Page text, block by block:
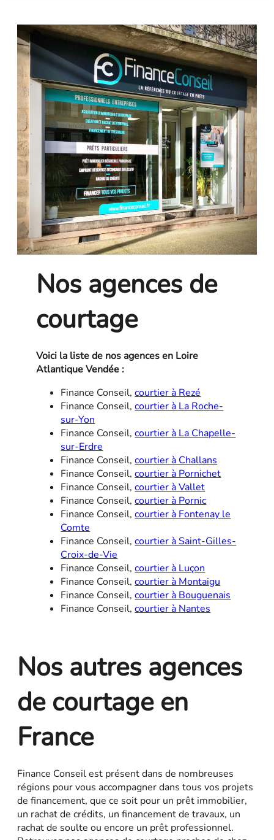
Nos agences de
courtage
Voici la liste de nos agences en Loire
Atlantique Vendée :
Finance Conseil,courtier à Rezé
Finance Conseil,courtier à La Roche-
sur-Yon
Finance Conseil,courtier à La Chapelle-
sur-Erdre
Finance Conseil,courtier à Challans
Finance Conseil,courtier à Pornichet
Finance Conseil,courtier à Vallet
Finance Conseil,courtier à Pornic
Finance Conseil,courtier à Fontenay le
Comte
Finance Conseil,courtier à Saint-Gilles-
Croix-de-Vie
Finance Conseil,courtier à Luçon
Finance Conseil,courtier à Montaigu
Finance Conseil,courtier à Bouguenais
Finance Conseil,courtier à Nantes
Nos autres agences
de courtage en
France
Finance Conseil est présent dans de nombreuses
régions pour vous accompagner dans tous vos projets
de financement, que ce soit pour un prêt immobilier,
un rachat de crédits, un financement de travaux, un
rachat de soulte ou encore un prêt professionnel.